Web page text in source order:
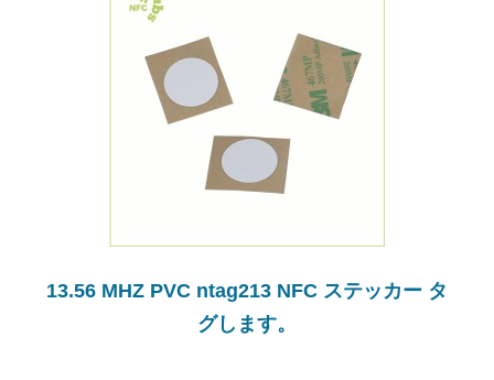
13.56 MHZ PVC ntag213 NFC ステッカー タ
グします。